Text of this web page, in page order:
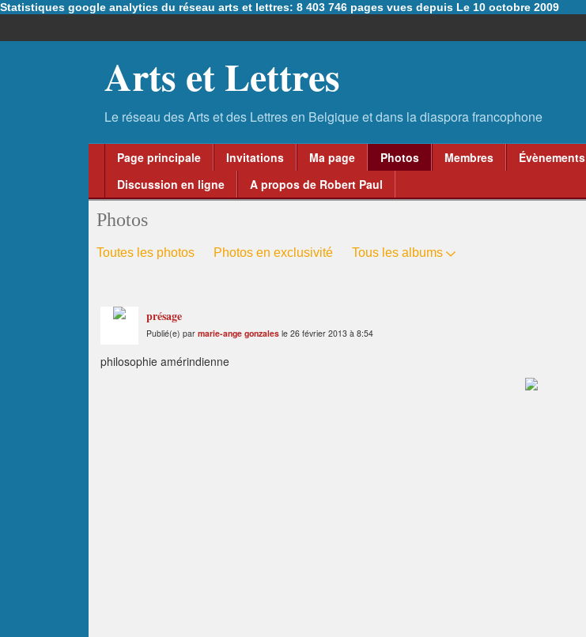
Statistiques google analytics du réseau arts et lettres: 8 403 746 pages vues depuis Le 10 octobre 2009
Arts et Lettres
Page principale Invitations Ma page Photos Membres Évènements
Discussion en ligne
A propos de Robert Paul
Photos
Toutes les photos Photos en exclusivité Tous les albums
présage
Publié(e) par marie-ange gonzales le 26 février 2013 à 8:54
philosophie amérindienne